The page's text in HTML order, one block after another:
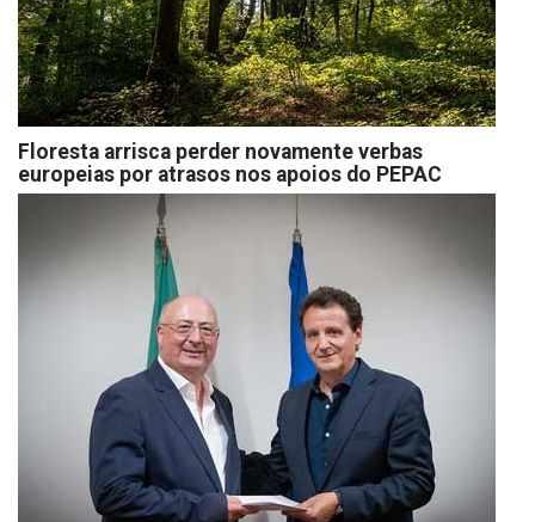
Floresta arrisca perder novamente verbas
europeias por atrasos nos apoios do PEPAC